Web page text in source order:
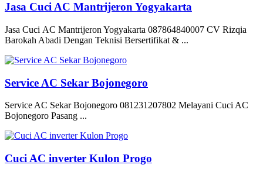
Jasa Cuci AC Mantrijeron Yogyakarta
Jasa Cuci AC Mantrijeron Yogyakarta 087864840007 CV Rizqia
Barokah Abadi Dengan Teknisi Bersertifikat & ...
Service AC Sekar Bojonegoro
Service AC Sekar Bojonegoro 081231207802 Melayani Cuci AC
Bojonegoro Pasang ...
Cuci AC inverter Kulon Progo